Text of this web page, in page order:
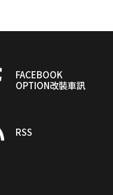
FACEBOOK
OPTION改裝車訊
RSS